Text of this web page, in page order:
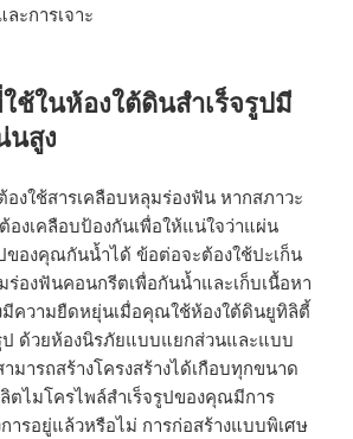
ะการเจาะ
ช้ในห้องใต้ดินสำเร็จรูปมี
นสูง
องใช้สารเคลือบหลุมร่องฟัน หากสภาวะ
องเคลือบป้องกันเพื่อให้แน่ใจว่าแผ่น
ของคุณกันน้ำได้ ข้อต่อจะต้องใช้ปะเก็น
ร่องฟันคอนกรีตเพื่อกันน้ำและเก็บเนื้อหา
ความยืดหยุ่นเมื่อคุณใช้ห้องใต้ดินยูทิลิตี้
ป ด้วยห้องนิรภัยแบบแยกส่วนและแบบ
มารถสร้างโครงสร้างได้เกือบทุกขนาด
ตไมโครไพล์สำเร็จรูปของคุณมีการ
รอยู่แล้วหรือไม่ การก่อสร้างแบบพิเศษ